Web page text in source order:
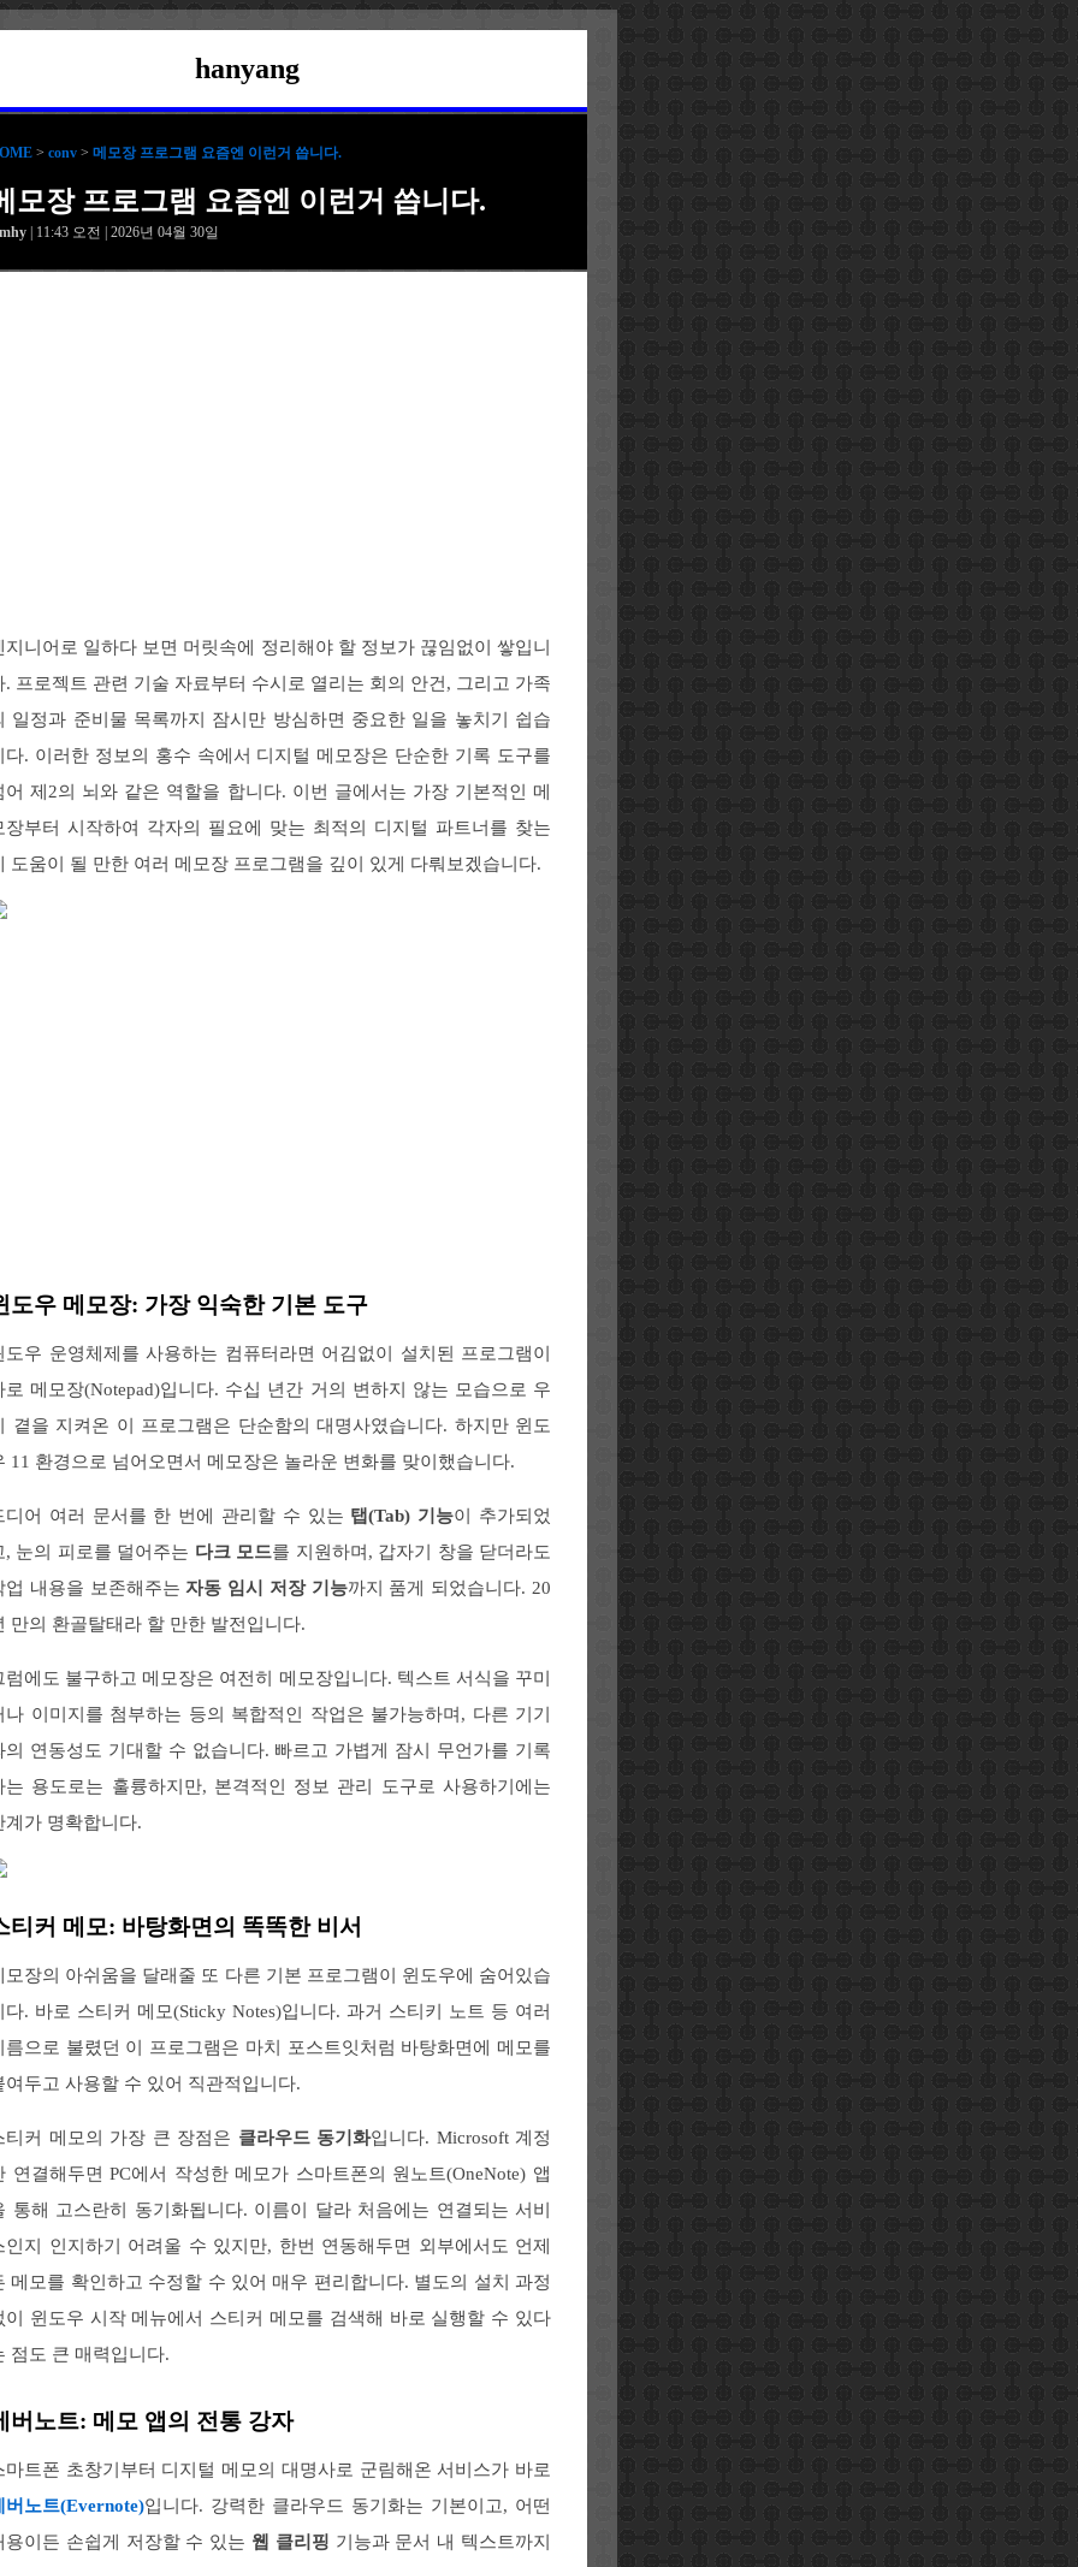
hanyang
> conv > 메모장 프로그램 요즘엔 이런거 씁니다.
모장 프로그램 요즘엔 이런거 씁니다.
| 11:43 오전 | 2026년 04월 30일
지니어로 일하다 보면 머릿속에 정리해야 할 정보가 끊임없이 쌓입니
. 프로젝트 관련 기술 자료부터 수시로 열리는 회의 안건, 그리고 가족
일정과 준비물 목록까지 잠시만 방심하면 중요한 일을 놓치기 쉽습
다. 이러한 정보의 홍수 속에서 디지털 메모장은 단순한 기록 도구를
어 제2의 뇌와 같은 역할을 합니다. 이번 글에서는 가장 기본적인 메
장부터 시작하여 각자의 필요에 맞는 최적의 디지털 파트너를 찾는
도움이 될 만한 여러 메모장 프로그램을 깊이 있게 다뤄보겠습니다.
도우 메모장: 가장 익숙한 기본 도구
도우 운영체제를 사용하는 컴퓨터라면 어김없이 설치된 프로그램이
로 메모장(Notepad)입니다. 수십 년간 거의 변하지 않는 모습으로 우
곁을 지켜온 이 프로그램은 단순함의 대명사였습니다. 하지만 윈도
11 환경으로 넘어오면서 메모장은 놀라운 변화를 맞이했습니다.
디어 여러 문서를 한 번에 관리할 수 있는 탭(Tab) 기능이 추가되었
, 눈의 피로를 덜어주는 다크 모드를 지원하며, 갑자기 창을 닫더라도
업 내용을 보존해주는자동 임시 저장 기능까지 품게 되었습니다. 20
만의 환골탈태라 할 만한 발전입니다.
럼에도 불구하고 메모장은 여전히 메모장입니다. 텍스트 서식을 꾸미
나 이미지를 첨부하는 등의 복합적인 작업은 불가능하며, 다른 기기
의 연동성도 기대할 수 없습니다. 빠르고 가볍게 잠시 무언가를 기록
는 용도로는 훌륭하지만, 본격적인 정보 관리 도구로 사용하기에는
계가 명확합니다.
티커 메모: 바탕화면의 똑똑한 비서
모장의 아쉬움을 달래줄 또 다른 기본 프로그램이 윈도우에 숨어있습
다. 바로 스티커 메모(Sticky Notes)입니다. 과거 스티키 노트 등 여러
름으로 불렸던 이 프로그램은 마치 포스트잇처럼 바탕화면에 메모를
여두고 사용할 수 있어 직관적입니다.
티커 메모의 가장 큰 장점은 클라우드 동기화입니다. Microsoft 계정
연결해두면 PC에서 작성한 메모가 스마트폰의 원노트(OneNote) 앱
통해 고스란히 동기화됩니다. 이름이 달라 처음에는 연결되는 서비
인지 인지하기 어려울 수 있지만, 한번 연동해두면 외부에서도 언제
메모를 확인하고 수정할 수 있어 매우 편리합니다. 별도의 설치 과정
이 윈도우 시작 메뉴에서 스티커 메모를 검색해 바로 실행할 수 있다
점도 큰 매력입니다.
버노트: 메모 앱의 전통 강자
마트폰 초창기부터 디지털 메모의 대명사로 군림해온 서비스가 바로
버노트(Evernote)입니다. 강력한 클라우드 동기화는 기본이고, 어떤
용이든 손쉽게 저장할 수 있는 웹 클리핑 기능과 문서 내 텍스트까지